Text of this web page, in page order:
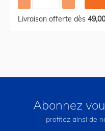
Livraison offerte dès
Abonnez
profitez ainsi de